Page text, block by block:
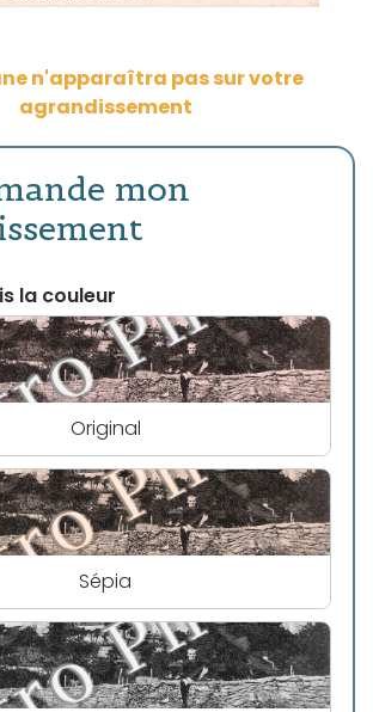
n'apparaîtra pas sur votre
agrandissement
mon
la couleur
Original
Sépia